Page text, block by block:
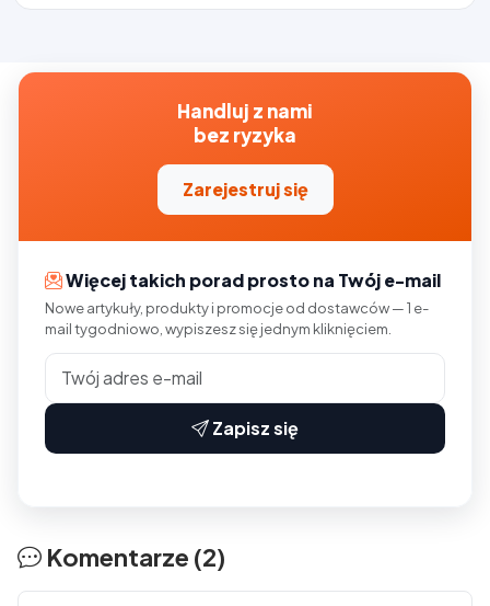
Handluj z nami
bez ryzyka
Zarejestruj się
Więcej takich porad prosto na Twój e-mail
Nowe artykuły, produkty i promocje od dostawców — 1 e-
mail tygodniowo, wypiszesz się jednym kliknięciem.
Zapisz się
Komentarze (2)